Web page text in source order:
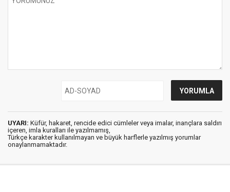
UYARI: Küfür, hakaret, rencide edici cümleler veya imalar, inançlara saldırı
içeren, imla kuralları ile yazılmamış,
Türkçe karakter kullanılmayan ve büyük harflerle yazılmış yorumlar
onaylanmamaktadır.